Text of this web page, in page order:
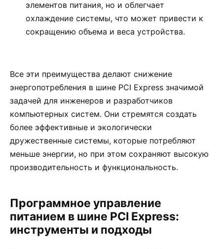
элементов питания, но и облегчает
охлаждение системы, что может привести к
сокращению объема и веса устройства.
Все эти преимущества делают снижение
энергопотребления в шине PCI Express значимой
задачей для инженеров и разработчиков
компьютерных систем. Они стремятся создать
более эффективные и экологически
дружественные системы, которые потребляют
меньше энергии, но при этом сохраняют высокую
производительность и функциональность.
Программное управление
питанием в шине PCI Express:
инструменты и подходы